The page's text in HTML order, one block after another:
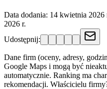
Data dodania: 14 kwietnia 2026
2026 r.
Udostępnij:
Dane firm (oceny, adresy,
Google Maps i mogą być
automatycznie. Ranking ma
rekomendacji. Właścicielu